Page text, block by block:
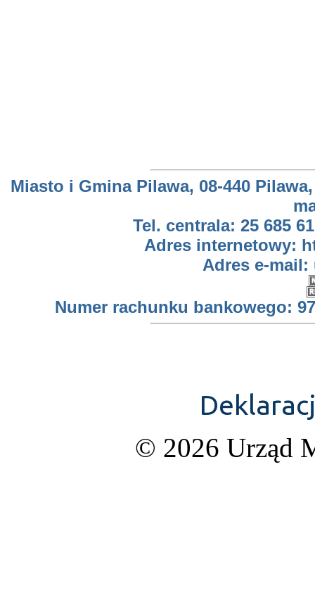
Miasto i Gmina Pilawa, 08-440
Tel. centrala: 25 685
Adres internetowy:
Adres e-mail:
Numer rachunku bankowego: 97
© 2026 Urząd